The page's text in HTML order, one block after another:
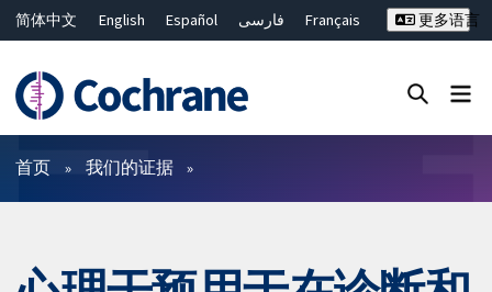
简体中文 English Español فارسی
Français
ไทย
繁體中文
更多语言
过滤
首页 我们的证据